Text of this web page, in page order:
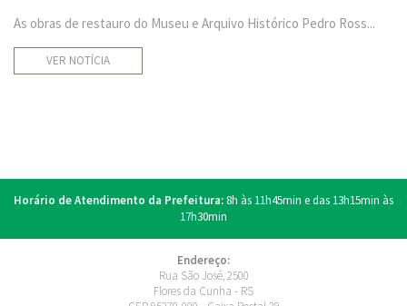
As obras de restauro do Museu e Arquivo Histórico Pedro Ross...
VER NOTÍCIA
Horário de Atendimento da Prefeitura:8h às 11h45min e das 13h15min às
17h30min
Endereço:
Rua São José, 2500
Flores da Cunha - RS